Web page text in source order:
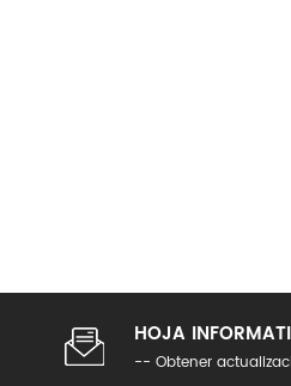
HOJA
-- Obtener